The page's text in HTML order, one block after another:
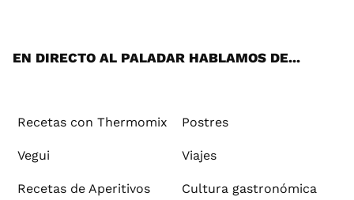
EN DIRECTO AL PALADAR HABLAMOS DE...
Recetas con Thermomix Postres
Vegui Viajes
Recetas de Aperitivos Cultura gastronómica